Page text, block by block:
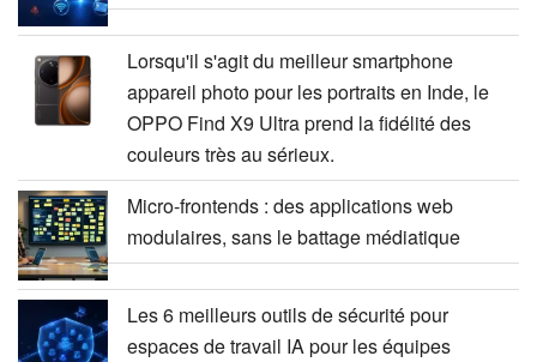
Lorsqu'il s'agit du meilleur smartphone
appareil photo pour les portraits en Inde, le
OPPO Find X9 Ultra prend la fidélité des
couleurs très au sérieux.
Micro-frontends : des applications web
modulaires, sans le battage médiatique
Les 6 meilleurs outils de sécurité pour
espaces de travail IA pour les équipes